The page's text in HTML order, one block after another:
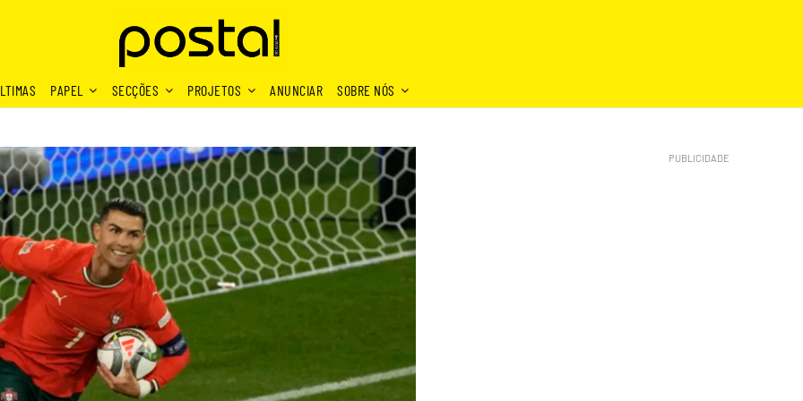
PAPEL SECÇÕES PROJETOS ANUNCIAR SOBRE NÓS